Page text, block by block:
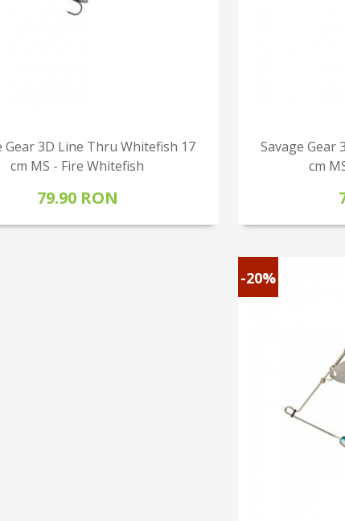
Gear 3D Line Thru Whitefish 17
cm MS - Fire Whitefish
79.90 RON
Savage Gear
cm
-20%